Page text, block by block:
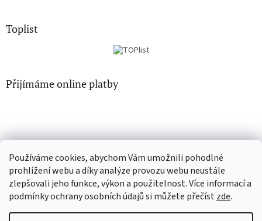
Používáme cookies, abychom Vám umožnili pohodlné
prohlížení webu a díky analýze provozu webu neustále
zlepšovali jeho funkce, výkon a použitelnost. Více informací a
podmínky ochrany osobních údajů si můžete přečístzde.
Toplist
Přijímáme online platby
EN-filmy.cz CD-Soundtrack.cz
Vytvořil Shoptet